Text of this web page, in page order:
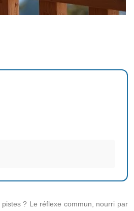
? Le réflexe commun, nourri par